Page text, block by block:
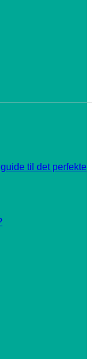
til det perfekte